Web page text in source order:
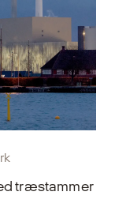
træstammer